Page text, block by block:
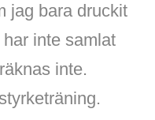
jag bara druckit
inte samlat
inte.